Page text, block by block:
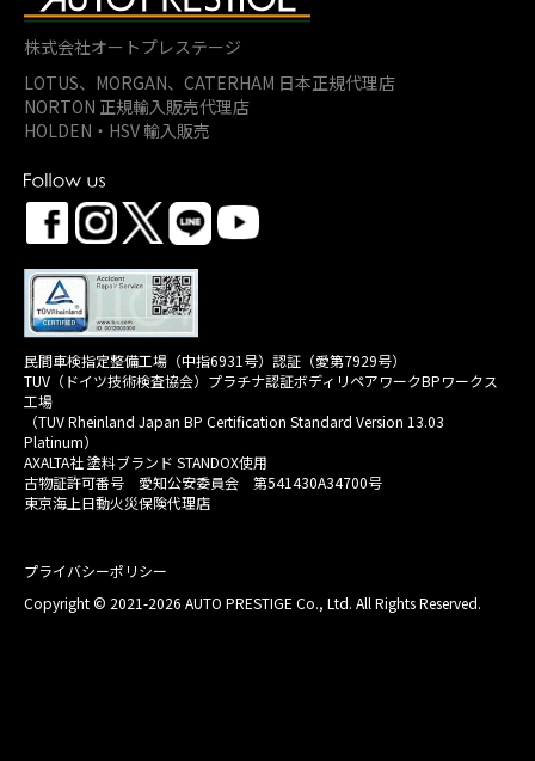
株式会社オートプレステージ
LOTUS、MORGAN、 CATERHAM 日本正規代理店
NORTON 正規輸入販売代理店
HOLDEN・HSV 輸入販売
民間車検指定整備工場（中指6931号）認証（愛第7929号）
TUV（ドイツ技術検査協会）プラチナ認証ボディリペアワークBPワークス
工場
（TUV Rheinland Japan BP Certification Standard Version 13.03
Platinum）
AXALTA社 塗料ブランド STANDOX使用
古物証許可番号 愛知公安委員会 第541430A34700号
東京海上日動火災保険代理店
プライバシーポリシー
Copyright © 2021-2026 AUTO PRESTIGE Co., Ltd. All Rights Reserved.